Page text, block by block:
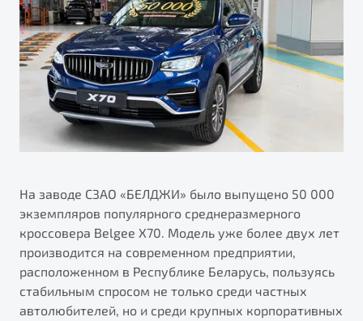
Яркий кроссовер
от 2 219 990 ₽*
Обзор В наличии
Автокредит
Трейд-ин
Страхование
Расчет КАСКО
ПОДДЕРЖКА
Гарантия Belgee
Belgee Линк
Belgee Клуб
Belgee Плюс
Клиентская поддержка
Помощь на дорогах
О дилерском центре
Правовая информация
На заводе СЗАО «БЕЛДЖИ» было выпущено 50 000
экземпляров популярного среднеразмерного
кроссовера Belgee X70. Модель уже более двух лет
производится на современном предприятии,
расположенном в Республике Беларусь, пользуясь
стабильным спросом не только среди частных
автолюбителей, но и среди крупных корпоративных